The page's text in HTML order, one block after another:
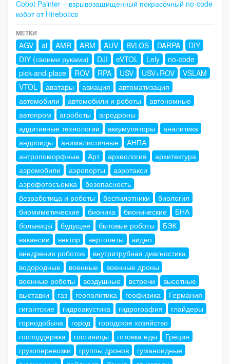
Cobot Painter – взрывозащищенный покрасочный no-code
кобот от Hirebotics
МЕТКИ
AGV ai AMR ARM AUV BVLOS DARPA
DIY
DIY (своими руками)
DJI eVTOL Lely
no-code
pick-and-place
ROV RPA USV USV+ROV
VSLAM
VTOL
аватары авиация
автоматизация
автомобили
автомобили и роботы
автономные
автопром
агроботы
агродроны
аддитивные технологии
аккумуляторы
аналитика
андроиды
анималистичные
АНПА
антропоморфные
Арт археология
архитектура
аэромобили
аэропорты
аэротакси
аэрофотосъемка
безопасность
безработица и роботы
беспилотники
биология
биомиметические
бионика бионические
БНА
больницы
будущее бытовые роботы
БЭК
вакансии
вектор вертолеты
видео
внедрения роботов
внутритрубная диагностика
водородные
военные
военные дроны
военные роботы
воздушные встречи
высотные
выставки
газ геополитика геофизика
Германия
гигантские
гидроакустика гидрография
глайдеры
горнодобыча
город
городское хозяйство
господдержка
гостиницы готовка еды
Греция
грузоперевозки
группы дронов
гуманоидные